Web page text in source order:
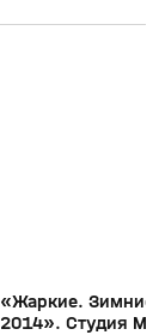
«Жаркие. Зимние.
2014». Студия